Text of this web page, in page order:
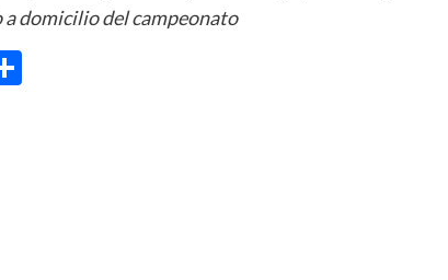
a domicilio del campeonato